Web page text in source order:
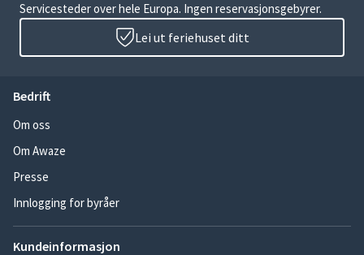
Servicesteder over hele Europa. Ingen reservasjonsgebyrer.
Lei ut feriehuset ditt
Bedrift
Om oss
Om Awaze
Presse
Innlogging for byråer
Kundeinformasjon